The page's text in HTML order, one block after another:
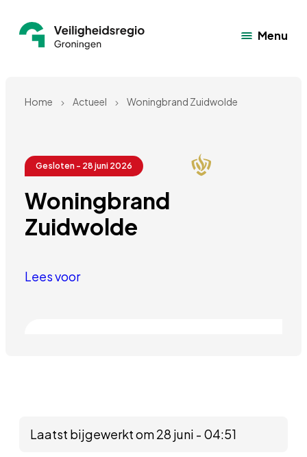
Menu
Home Actueel Woningbrand Zuidwolde
Gesloten - 28 juni 2026
Woningbrand
Zuidwolde
Lees voor
Laatst bijgewerkt om 28 juni - 04:51